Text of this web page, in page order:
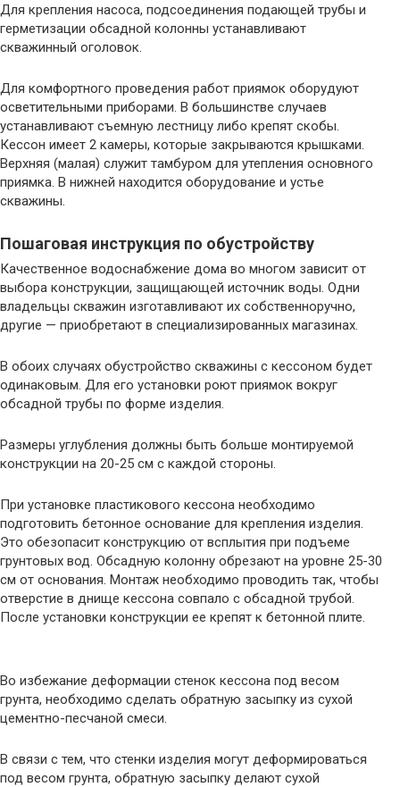
Для крепления насоса, подсоединения подающей трубы и
герметизации обсадной колонны устанавливают
скважинный оголовок.
Для комфортного проведения работ приямок оборудуют
осветительными приборами. В большинстве случаев
устанавливают съемную лестницу либо крепят скобы.
Кессон имеет 2 камеры, которые закрываются крышками.
Верхняя (малая) служит тамбуром для утепления основного
приямка. В нижней находится оборудование и устье
скважины.
Пошаговая инструкция по обустройству
Качественное водоснабжение дома во многом зависит от
выбора конструкции, защищающей источник воды. Одни
владельцы скважин изготавливают их собственноручно,
другие — приобретают в специализированных магазинах.
В обоих случаях обустройство скважины с кессоном будет
одинаковым. Для его установки роют приямок вокруг
обсадной трубы по форме изделия.
Размеры углубления должны быть больше монтируемой
конструкции на 20-25 см с каждой стороны.
При установке пластикового кессона необходимо
подготовить бетонное основание для крепления изделия.
Это обезопасит конструкцию от всплытия при подъеме
грунтовых вод. Обсадную колонну обрезают на уровне 25-30
см от основания. Монтаж необходимо проводить так, чтобы
отверстие в днище кессона совпало с обсадной трубой.
После установки конструкции ее крепят к бетонной плите.
Во избежание деформации стенок кессона под весом
грунта, необходимо сделать обратную засыпку из сухой
цементно-песчаной смеси.
В связи с тем, что стенки изделия могут деформироваться
под весом грунта, обратную засыпку делают сухой